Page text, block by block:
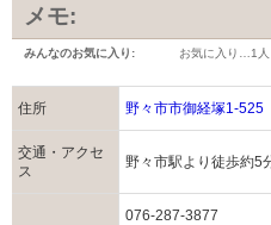
メモ:
みんなのお気に入り: お気に入り… 1人
住所 野々市市御経塚1-525
交通・アクセ
ス
野々市駅より徒歩約5
076-287-3877